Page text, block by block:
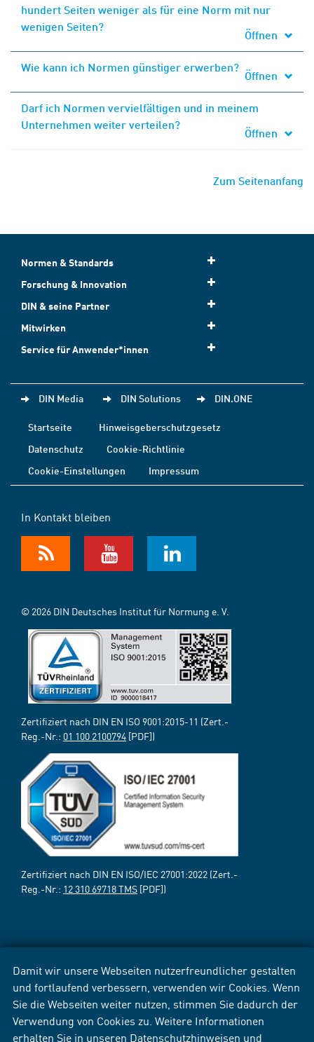
Damit wir unsere Webseiten nutzerfreundlicher gestalten
und fortlaufend verbessern, verwenden wir Cookies. Wenn
Sie die Webseiten weiter nutzen, stimmen Sie dadurch der
Verwendung von Cookies zu. Weitere Informationen
erhalten Sie in unseren Datenschutzhinweisen und
hundert Seiten weniger als für eine Norm mit nur
wenigen Seiten?
Öffnen
Wie kann ich Normen günstiger erwerben?
Öffnen
Darf ich Normen vervielfältigen und in meinem
Unternehmen weiter verteilen?
Öffnen
Zum Seitenanfang
Normen & Standards
Forschung & Innovation
DIN & seine Partner
Mitwirken
Service für Anwender*innen
DIN Media DIN Solutions DIN.ONE
Startseite
Hinweisgeberschutzgesetz
Datenschutz
Cookie-Richtlinie
Cookie-Einstellungen
Impressum
In Kontakt bleiben
© 2026 DIN Deutsches Institut für Normung e. V.
Zertifiziert nach DIN EN ISO 9001:2015-11 (Zert.-
Reg.-Nr.: 01 100 2100794 [PDF])
Zertifiziert nach DIN EN ISO/IEC 27001:2022 (Zert.-
Reg.-Nr.: 12 310 69718 TMS [PDF])